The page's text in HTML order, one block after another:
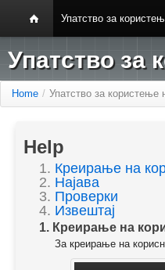
Упатство за
Упатство за
Home / Упатство за
Help
1. Креирање на
2. Најава
3. Проверки
4. Извештај
1. Креирање на
За креирање на